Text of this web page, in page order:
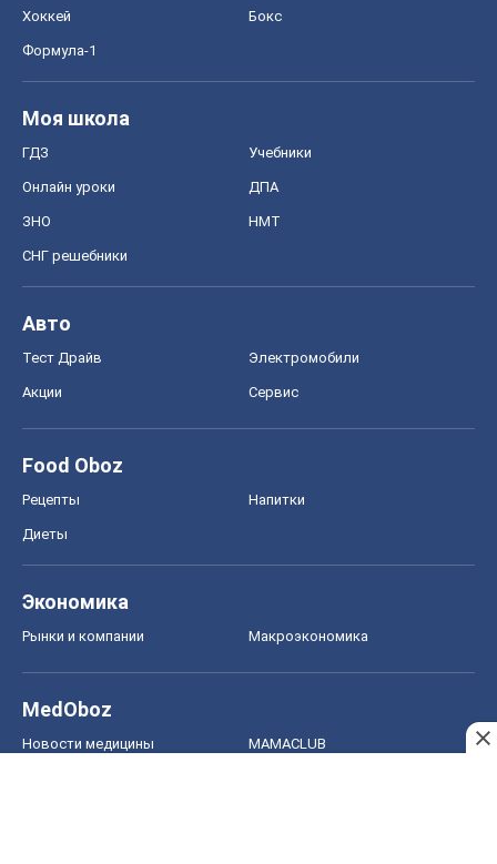
Хоккей Бокс
Формула-1
Моя школа
ГДЗ Учебники
Онлайн уроки ДПА
ЗНО НМТ
СНГ решебники
Авто
Тест Драйв Электромобили
Акции Сервис
Food Oboz
Рецепты Напитки
Диеты
Экономика
Рынки и компании Mакроэкономика
MedOboz
Новости медицины MAMACLUB